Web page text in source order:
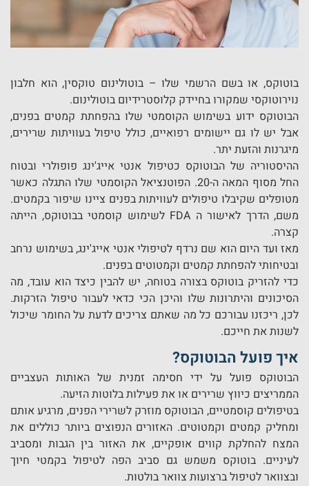
בוטוקס, או בשם הרשמי שלו – בוטולינום טוקסין, הוא חלבון
נוירוטוקסי שמקורו בחיידק קלוסטרידיום בוטולינום.
הבוטוקס ידוע בשימוש הקוסמטי שלו בהפחתת קמטים בפנים,
אבל יש לו גם יישומים רפואיים, כולל טיפול בעוויתות שרירים,
מיגרנות והזעת יתר.
ההיסטוריה של הבוטוקס כטיפול אנטי אייג'ינג פופולרי ובטוח
החל מסוף המאה ה-20. הפוטנציאל הקוסמטי שלו התגלה כאשר
מטופלים שקיבלו טיפולים לעוויתות בפנים ציינו שיפור בקמטים.
משם, הדרך לאישור ה FDA לשימוש קוסמטי בבוטוקס, הייתה
קצרה.
מאז ועד היום הוא שם נרדף לטיפולי אנטי אייג'ינג, בשימוש נרחב
ובטיחותי להפחתת קמטים וקמטוטים בפנים.
כדי להזריק בוטוקס בצורה בטוחה, יש להבין כיצד הוא עובד, מה
הסיכונים והיתרונות שלו והיכן הכי כדאי לעבור טיפול הזרקות.
לכן, ריכזנו עבורכם כל מה שאתם צריכים לדעת על החומר שיכול
לשנות את חייכם.
איך פועל הבוטוקס?
הבוטוקס פועל על ידי חסימה זמנית של האותות העצביים
הממריצים כיווץ שרירים או את פעילות בלוטות הזיעה.
בטיפולים קוסמטיים, הבוטוקס מוזרק לשרירי הפנים, מרגיע אותם
ומחליק קמטים וקמטוטים. האזורים הנפוצים ביותר כוללים את
המצח להחלקת קווים אופקיים, את האזור בין הגבות ומסביב
לעיניים. בוטוקס משמש גם סביב הפה לטיפול בקמטי חיוך
ובצוואר לטיפול ברצועות צוואר בולטות.